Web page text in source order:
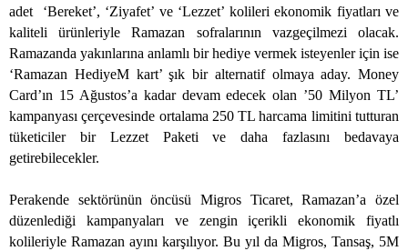
adet
‘Bereket’, ‘Ziyafet’ ve ‘Lezzet’ kolileri ekonomik fiyatları ve
kaliteli ürünleriyle Ramazan sofralarının vazgeçilmezi olacak.
Ramazanda yakınlarına anlamlı bir hediye vermek isteyenler için ise
‘Ramazan HediyeM kart’ şık bir alternatif olmaya aday. Money
Card’ın 15 Ağustos’a kadar devam edecek olan ’50 Milyon TL’
kampanyası çerçevesinde ortalama 250 TL harcama limitini tutturan
tüketiciler bir Lezzet Paketi ve daha fazlasını bedavaya
getirebilecekler.
Perakende sektörünün öncüsü Migros Ticaret, Ramazan’a özel
düzenlediği kampanyaları ve zengin içerikli ekonomik fiyatlı
kolileriyle Ramazan ayını karşılıyor. Bu yıl da Migros, Tansaş, 5M